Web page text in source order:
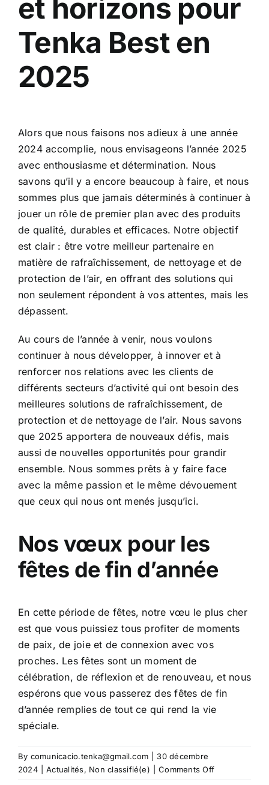
et horizons pour
Tenka Best en
2025
Alors que nous faisons nos adieux à une année
2024 accomplie, nous envisageons l’année 2025
avec enthousiasme et détermination. Nous
savons qu’il y a encore beaucoup à faire, et nous
sommes plus que jamais déterminés à continuer à
jouer un rôle de premier plan avec des produits
de qualité, durables et efficaces. Notre objectif
est clair : être votre meilleur partenaire en
matière de rafraîchissement, de nettoyage et de
protection de l’air, en offrant des solutions qui
non seulement répondent à vos attentes, mais les
dépassent.
Au cours de l’année à venir, nous voulons
continuer à nous développer, à innover et à
renforcer nos relations avec les clients de
différents secteurs d’activité qui ont besoin des
meilleures solutions de rafraîchissement, de
protection et de nettoyage de l’air. Nous savons
que 2025 apportera de nouveaux défis, mais
aussi de nouvelles opportunités pour grandir
ensemble. Nous sommes prêts à y faire face
avec la même passion et le même dévouement
que ceux qui nous ont menés jusqu’ici.
Nos vœux pour les
fêtes de fin d’année
En cette période de fêtes, notre vœu le plus cher
est que vous puissiez tous profiter de moments
de paix, de joie et de connexion avec vos
proches. Les fêtes sont un moment de
célébration, de réflexion et de renouveau, et nous
espérons que vous passerez des fêtes de fin
d’année remplies de tout ce qui rend la vie
spéciale.
By comunicacio.tenka@gmail.com
30 décembre
2024
Actualités, Non classifié(e) Comments Offon